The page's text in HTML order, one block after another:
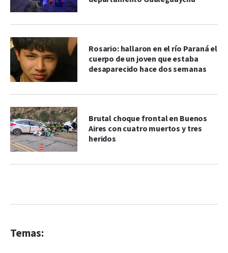
Rosario: hallaron en el río Paraná el
cuerpo de un joven que estaba
desaparecido hace dos semanas
Brutal choque frontal en Buenos
Aires con cuatro muertos y tres
heridos
Temas: